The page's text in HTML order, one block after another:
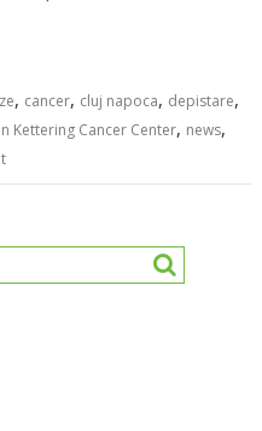
, cancer, cluj napoca, depistare,
Kettering Cancer Center, news,